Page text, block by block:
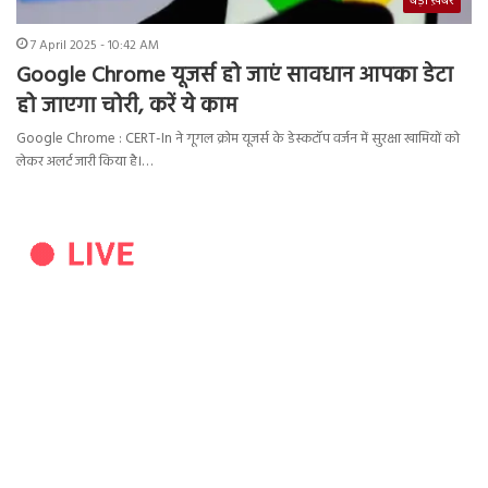
7 April 2025 - 10:42 AM
Google Chrome यूजर्स हो जाएं सावधान आपका डेटा
हो जाएगा चोरी, करें ये काम
Google Chrome : CERT-In ने गूगल क्रोम यूजर्स के डेस्कटॉप वर्जन में सुरक्षा खामियों को
लेकर अलर्ट जारी किया है।…